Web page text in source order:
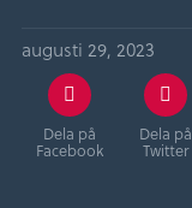
augusti 29, 2023
Dela på
Facebook
Dela på
Twitter